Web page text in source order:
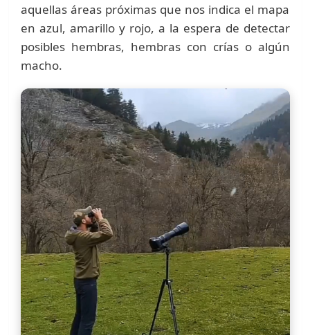
aquellas áreas próximas que nos indica el mapa
en azul, amarillo y rojo, a la espera de detectar
posibles hembras, hembras con crías o algún
macho.